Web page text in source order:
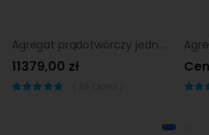
Agregat prądotwórczy jednofazowy Pramac E6500
11379,00 zł